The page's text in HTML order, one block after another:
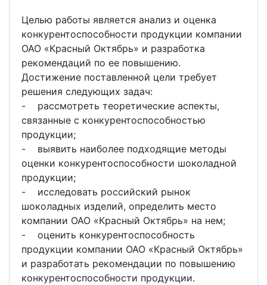
Целью работы является анализ и оценка
конкурентоспособности продукции компании
ОАО «Красный Октябрь» и разработка
рекомендаций по ее повышению.
Достижение поставленной цели требует
решения следующих задач:
- рассмотреть теоретические аспекты,
связанные с конкурентоспособностью
продукции;
- выявить наиболее подходящие методы
оценки конкурентоспособности шоколадной
продукции;
- исследовать российский рынок
шоколадных изделий, определить место
компании ОАО «Красный Октябрь» на нем;
- оценить конкурентоспособность
продукции компании ОАО «Красный Октябрь»
и разработать рекомендации по повышению
конкурентоспособности продукции.